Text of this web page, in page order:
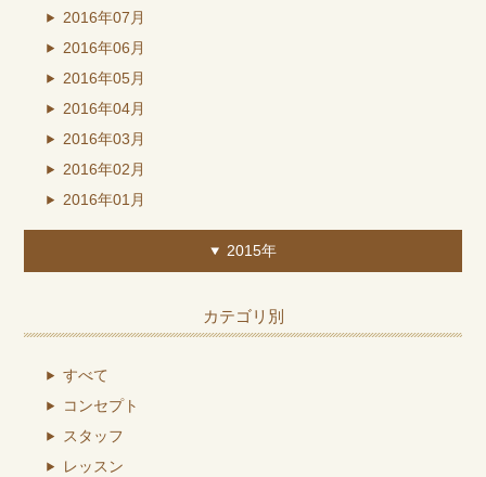
2016年07月
2016年06月
2016年05月
2016年04月
2016年03月
2016年02月
2016年01月
2015年
カテゴリ別
すべて
コンセプト
スタッフ
レッスン